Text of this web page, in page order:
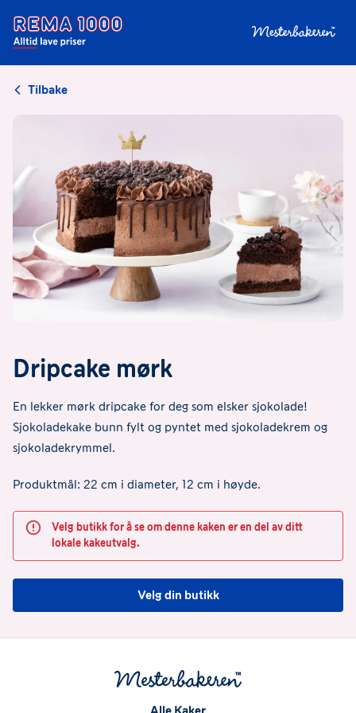
Tilbake
Dripcake mørk
En lekker mørk dripcake for deg som elsker sjokolade!
Sjokoladekake bunn fylt og pyntet med sjokoladekrem og
sjokoladekrymmel.
Produktmål: 22 cm i diameter, 12 cm i høyde.
Velg butikk for å se om denne kaken er en del av ditt
lokale kakeutvalg.
Velg din butikk